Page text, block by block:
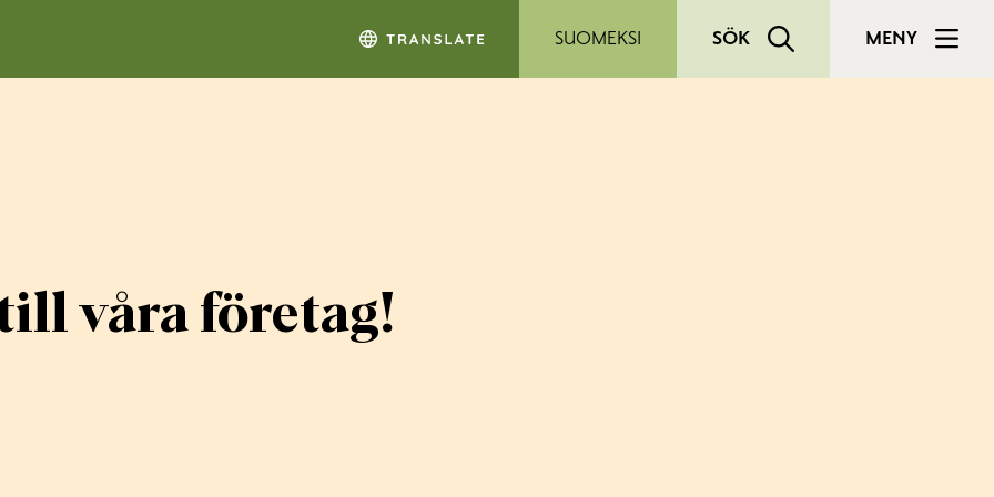
SUOMEKSI SÖK MENY
våra företag!